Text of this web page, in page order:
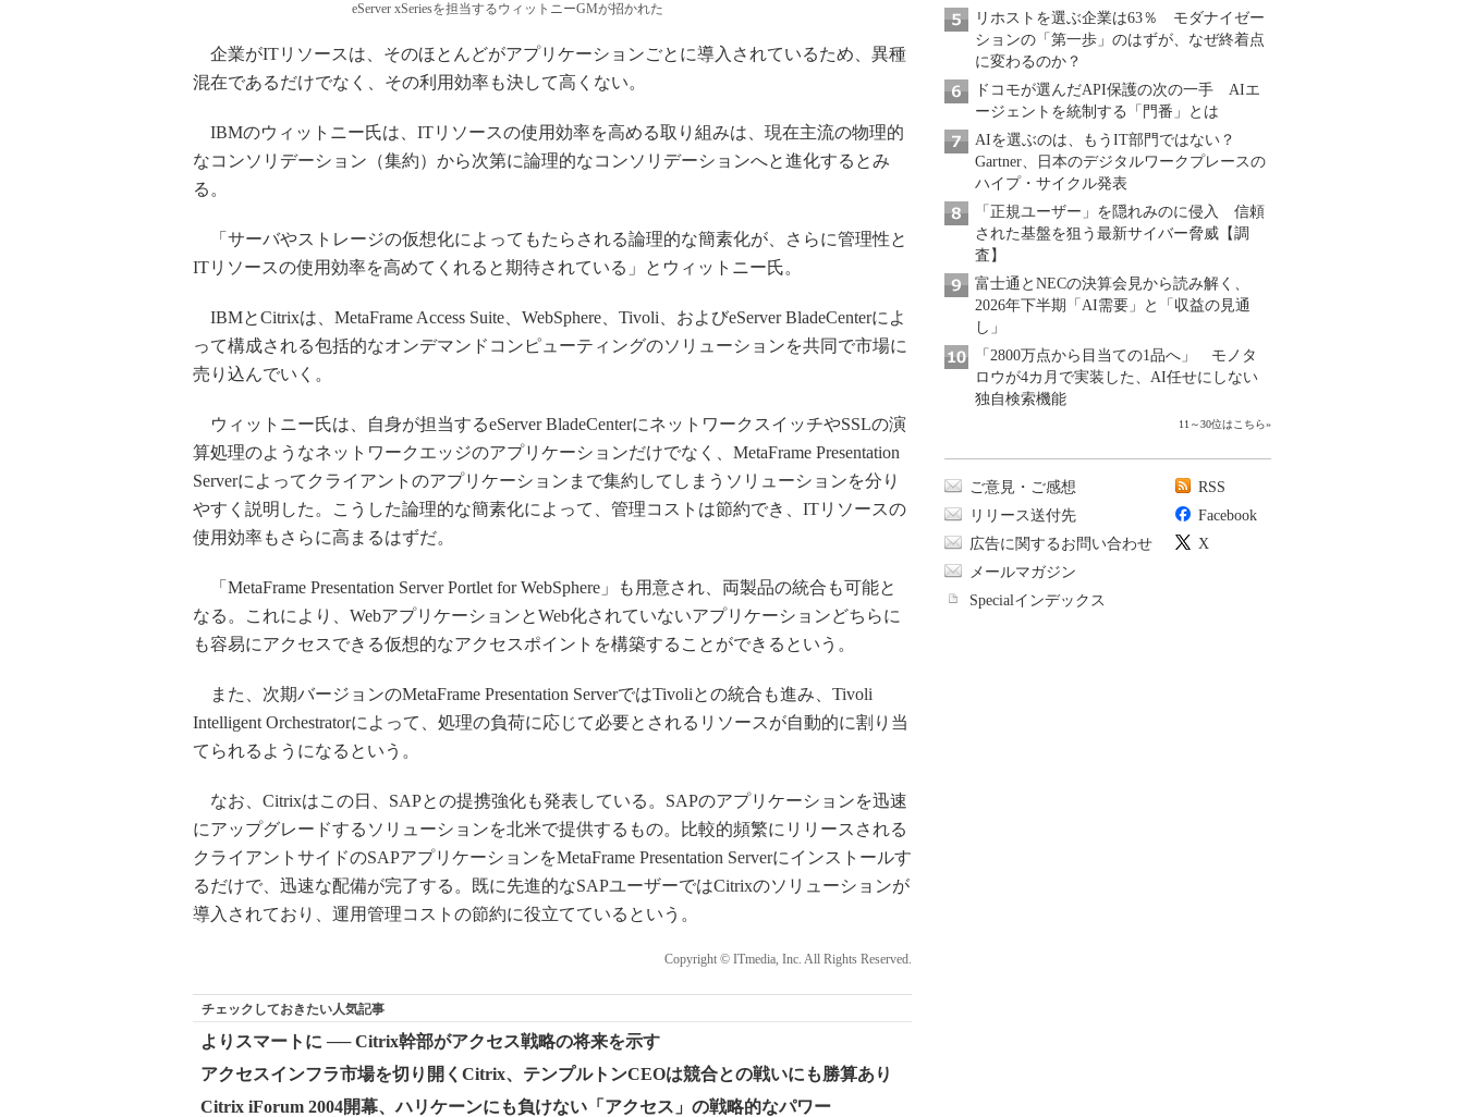
eServer xSeriesを担当するウィットニーGMが招かれた
企業がITリソースは、そのほとんどがアプリケーションごとに導入されているため、異種
混在であるだけでなく、その利用効率も決して高くない。
IBMのウィットニー氏は、ITリソースの使用効率を高める取り組みは、現在主流の物理的
なコンソリデーション（集約）から次第に論理的なコンソリデーションへと進化するとみ
る。
「サーバやストレージの仮想化によってもたらされる論理的な簡素化が、さらに管理性と
ITリソースの使用効率を高めてくれると期待されている」とウィットニー氏。
IBMとCitrixは、MetaFrame Access Suite、WebSphere、Tivoli、およびeServer BladeCenterによ
って構成される包括的なオンデマンドコンピューティングのソリューションを共同で市場に
売り込んでいく。
ウィットニー氏は、自身が担当するeServer BladeCenterにネットワークスイッチやSSLの演
算処理のようなネットワークエッジのアプリケーションだけでなく、MetaFrame Presentation
Serverによってクライアントのアプリケーションまで集約してしまうソリューションを分り
やすく説明した。こうした論理的な簡素化によって、管理コストは節約でき、ITリソースの
使用効率もさらに高まるはずだ。
「MetaFrame Presentation Server Portlet for WebSphere」も用意され、両製品の統合も可能と
なる。これにより、WebアプリケーションとWeb化されていないアプリケーションどちらに
も容易にアクセスできる仮想的なアクセスポイントを構築することができるという。
また、次期バージョンのMetaFrame Presentation ServerではTivoliとの統合も進み、Tivoli
Intelligent Orchestratorによって、処理の負荷に応じて必要とされるリソースが自動的に割り当
てられるようになるという。
なお、Citrixはこの日、SAPとの提携強化も発表している。SAPのアプリケーションを迅速
にアップグレードするソリューションを北米で提供するもの。比較的頻繁にリリースされる
クライアントサイドのSAPアプリケーションをMetaFrame Presentation Serverにインストールす
るだけで、迅速な配備が完了する。既に先進的なSAPユーザーではCitrixのソリューションが
導入されており、運用管理コストの節約に役立てているという。
Copyright © ITmedia, Inc. All Rights Reserved.
チェックしておきたい人気記事
よりスマートに ── Citrix幹部がアクセス戦略の将来を示す
アクセスインフラ市場を切り開くCitrix、テンプルトンCEOは競合との戦いにも勝算あり
Citrix iForum 2004開幕、ハリケーンにも負けない「アクセス」の戦略的なパワー
リホストを選ぶ企業は63％ モダナイゼー
ションの「第一歩」のはずが、なぜ終着点
に変わるのか？
ドコモが選んだAPI保護の次の一手 AIエ
ージェントを統制する「門番」とは
AIを選ぶのは、もうIT部門ではない？
Gartner、日本のデジタルワークプレースの
ハイプ・サイクル発表
「正規ユーザー」を隠れみのに侵入 信頼
された基盤を狙う最新サイバー脅威【調
査】
富士通とNECの決算会見から読み解く、
2026年下半期「AI需要」と「収益の見通
し」
「2800万点から目当ての1品へ」 モノタ
ロウが4カ月で実装した、AI任せにしない
独自検索機能
11～30位はこちら»
ご意見・ご感想
リリース送付先
広告に関するお問い合わせ
メールマガジン
Specialインデックス
RSS
Facebook
X